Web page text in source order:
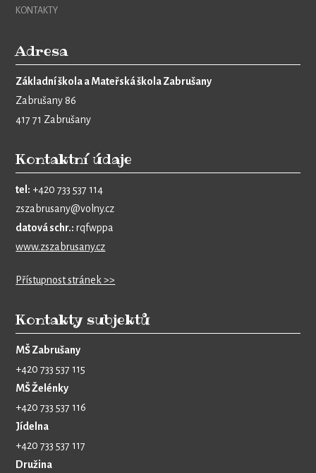
KONTAKTY
Adresa
Základní škola a Mateřská škola Zabrušany
Zabrušany 86
417 71 Zabrušany
Kontaktní údaje
tel: +420 733 537 114
zszabrusany@volny.cz
datová schr.: rqfwppa
www.zszabrusany.cz
Přístupnost stránek >>
Kontakty subjektů
MŠ Zabrušany
+420 733 537 115
MŠ Želénky
+420 733 537 116
Jídelna
+420 733 537 117
Družina